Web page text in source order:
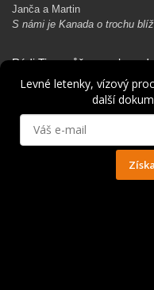
Janča a Martin
S námi je Kanada o trochu
Rádi Ti pomůžeme s
Levné letenky, vízový
další